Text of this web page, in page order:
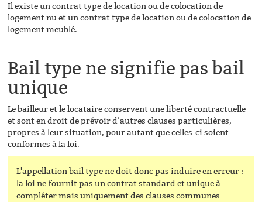
Il existe un contrat type de location ou de colocation de
logement nu et un contrat type de location ou de colocation de
logement meublé.
Bail type ne signifie pas bail
unique
Le bailleur et le locataire conservent une liberté contractuelle
et sont en droit de prévoir d’autres clauses particulières,
propres à leur situation, pour autant que celles-ci soient
conformes à la loi.
L'appellation bail type ne doit donc pas induire en erreur :
la loi ne fournit pas un contrat standard et unique à
compléter mais uniquement des clauses communes